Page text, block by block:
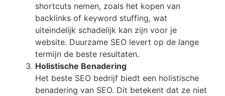
shortcuts nemen, zoals het kopen van
backlinks of keyword stuffing, wat
uiteindelijk schadelijk kan zijn voor je
website. Duurzame SEO levert op de lange
termijn de beste resultaten.
Holistische Benadering
Het beste SEO bedrijf biedt een holistische
benadering van SEO. Dit betekent dat ze niet